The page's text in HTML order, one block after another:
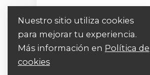
Nuestro sitio utiliza cookies
para mejorar tu experiencia.
Más información en Política de
cookies